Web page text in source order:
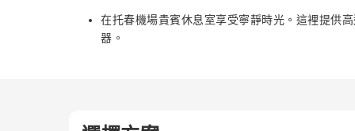
在托春機場貴賓休息室享受寧靜時光。這裡提供
器。